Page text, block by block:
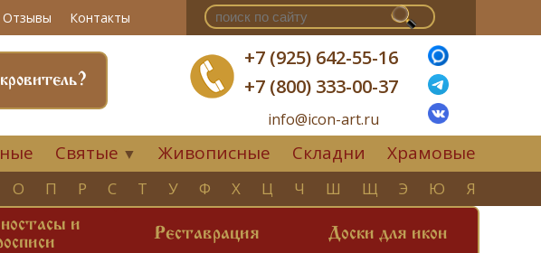
Отзывы Контакты
+7 (925) 642-55-16
+7 (800) 333-00-37
info@icon-art.ru
Святые ▼ Живописные Складни Храмовые
О П Р С Т У Ф Х Ц Ч Ш Щ Э Ю Я
и
Реставрация Доски для икон